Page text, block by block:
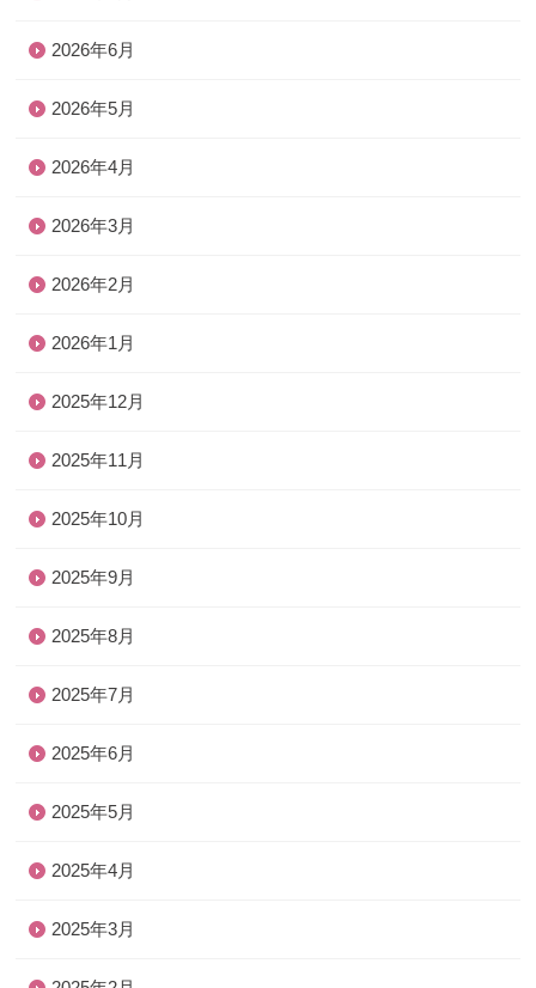
2026年6月
2026年5月
2026年4月
2026年3月
2026年2月
2026年1月
2025年12月
2025年11月
2025年10月
2025年9月
2025年8月
2025年7月
2025年6月
2025年5月
2025年4月
2025年3月